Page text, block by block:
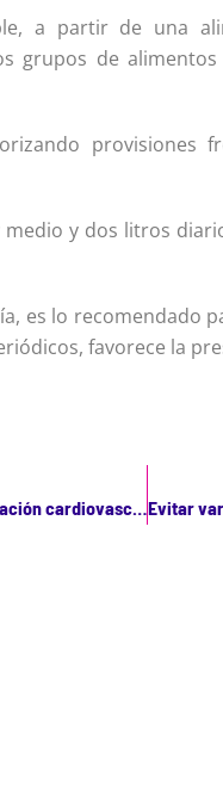
a partir de una
grupos de
provisiones
y dos litros
es lo recomendado
favorece la